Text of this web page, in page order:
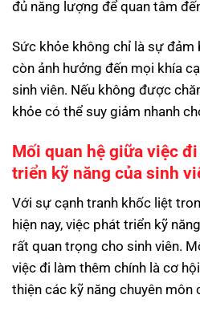
đủ năng lượng để quan tâm
Sức khỏe không chỉ là sự
còn ảnh hưởng đến mọi khía
sinh viên. Nếu không được
khỏe có thể suy giảm nhanh
Mối quan hệ giữa việc
triển kỹ năng của sinh
Với sự cạnh tranh khốc liệt
hiện nay, việc phát triển kỹ
rất quan trọng cho sinh viên.
việc đi làm thêm chính là cơ
thiện các kỹ năng chuyên môn